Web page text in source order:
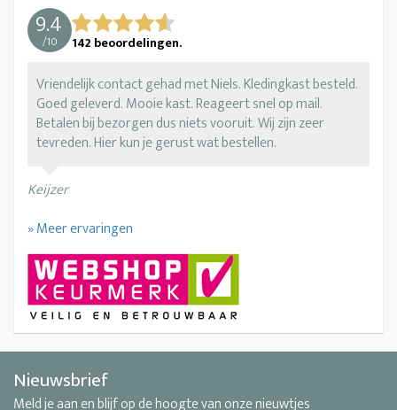
9.4
/10 142 beoordelingen.
Vriendelijk contact gehad met Niels. Kledingkast besteld.
Goed geleverd. Mooie kast. Reageert snel op mail.
Betalen bij bezorgen dus niets vooruit. Wij zijn zeer
tevreden. Hier kun je gerust wat bestellen.
Keijzer
» Meer ervaringen
Nieuwsbrief
Meld je aan en blijf op de hoogte van onze nieuwtjes